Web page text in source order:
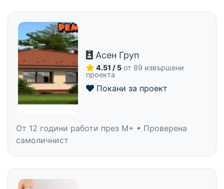
Асен Груп
4.51 / 5 от 89 извършени
проекта
Покани за проект
От 12 години работи през M+ • Проверена
самоличнист